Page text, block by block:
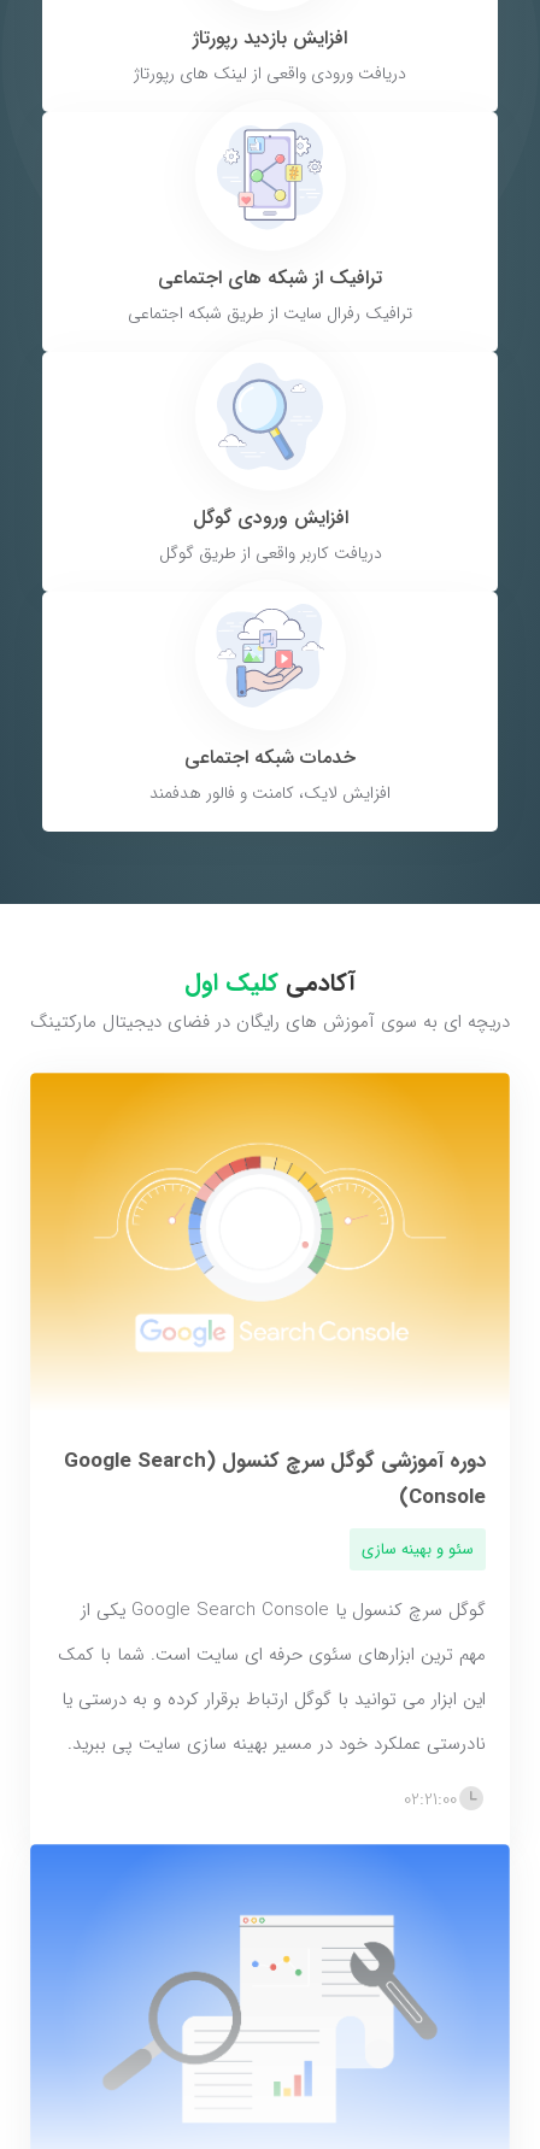
افزایش بازدید رپورتاژ
دریافت ورودی واقعی از لینک های رپورتاژ
ترافیک از شبکه های اجتماعی
ترافیک رفرال سایت از طریق شبکه اجتماعی
افزایش ورودی گوگل
دریافت کاربر واقعی از طریق گوگل
خدمات شبکه اجتماعی
افزایش لایک، کامنت و فالور هدفمند
آکادمی کلیک اول
دریچه ای به سوی آموزش های رایگان در فضای دیجیتال مارکتینگ
دوره آموزشی گوگل سرچ کنسول (Google Search
Console)
سئو و بهینه سازی
گوگل سرچ کنسول یا Google Search Console یکی از
مهم ترین ابزارهای سئوی حرفه ای سایت است. شما با کمک
این ابزار می توانید با گوگل ارتباط برقرار کرده و به درستی یا
نادرستی عملکرد خود در مسیر بهینه سازی سایت پی ببرید.
02:21:00